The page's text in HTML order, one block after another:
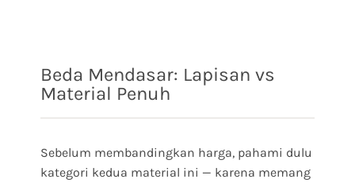
Beda Mendasar: Lapisan vs
Material Penuh
Sebelum membandingkan harga, pahami dulu
kategori kedua material ini — karena memang